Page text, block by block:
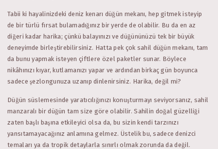
Tabii ki hayalinizdeki deniz kenarı düğün mekanı, hep gitmek isteyip
de bir türlü fırsat bulamadığınız bir yerde de olabilir. Bu da en az
diğeri kadar harika; çünkü balayınızı ve düğününüzü tek bir büyük
deneyimde birleştirebilirsiniz. Hatta pek çok sahil düğün mekanı, tam
da bunu yapmak isteyen çiftlere özel paketler sunar. Böylece
nikâhınızı kıyar, kutlamanızı yapar ve ardından birkaç gün boyunca
sadece şezlongunuza uzanıp dinlenirsiniz. Harika, değil mi?
Düğün süslemesinde yaratıcılığınızı konuşturmayı seviyorsanız, sahil
manzaralı bir düğün tam size göre olabilir. Sahilin doğal güzelliği
zaten başlı başına etkileyici olsa da, bu sizin kendi tarzınızı
yansıtamayacağınız anlamına gelmez. Üstelik bu, sadece denizci
temaları ya da tropik detaylarla sınırlı olmak zorunda da değil.